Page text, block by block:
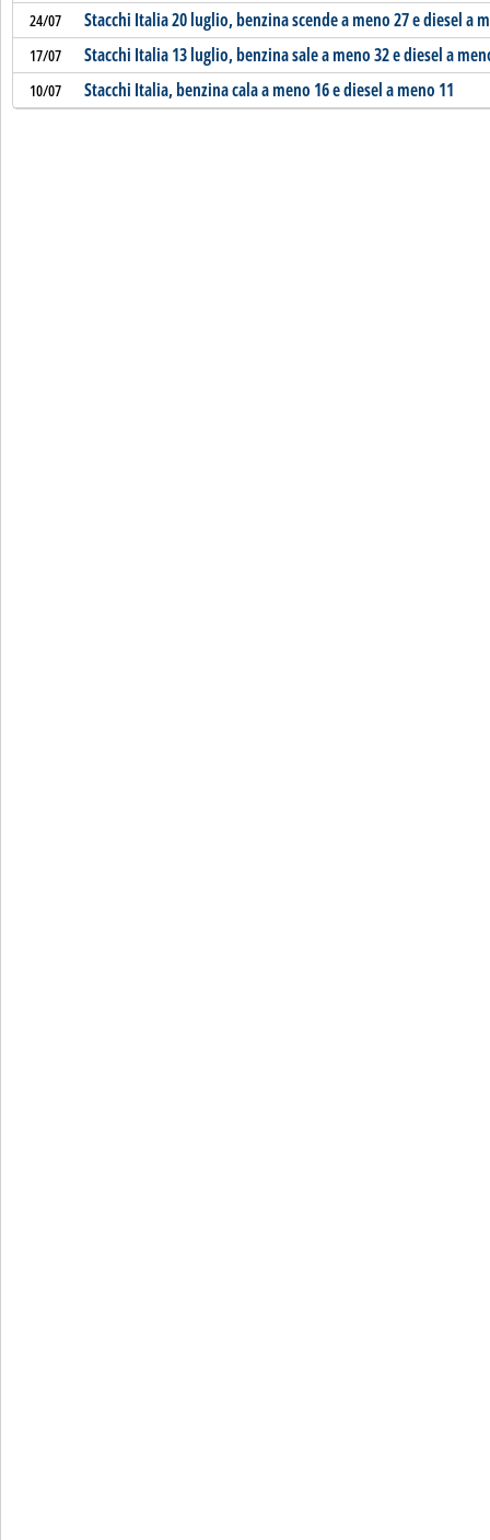
24/07 Stacchi Italia 20 luglio, benzina scende a meno 27 e diesel a
17/07 Stacchi Italia 13 luglio, benzina sale a meno 32 e diesel a
10/07 Stacchi Italia, benzina cala a meno 16 e diesel a meno 11